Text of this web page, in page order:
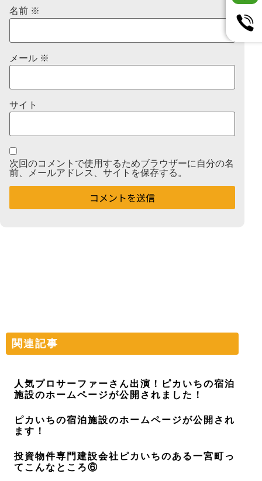
名前 ※
メール ※
サイト
次回のコメントで使用するためブラウザーに自分の名
前、メールアドレス、サイトを保存する。
関連記事
人気プロサーファーさん出演！ピカいちの宿泊
施設のホームページが公開されました！
ピカいちの宿泊施設のホームページが公開され
ます！
投資物件専門建設会社ピカいちのある一宮町っ
てこんなところ⑥